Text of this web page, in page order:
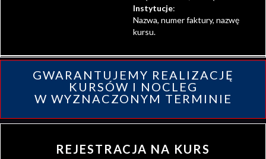
Instytucje:
Nazwa, numer faktury, nazwę
kursu.
GWARANTUJEMY REALIZACJĘ
KURSÓW I NOCLEG
W WYZNACZONYM TERMINIE
REJESTRACJA NA KURS